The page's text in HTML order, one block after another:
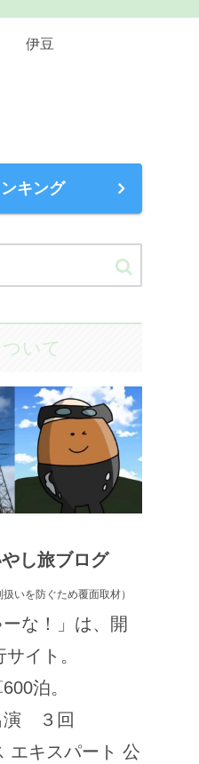
伊豆
キング
いて
し旅ブログ
いを防ぐため覆面取材）
ーな！」は、開
イト。
泊。
演 ３回
エキスパート 公